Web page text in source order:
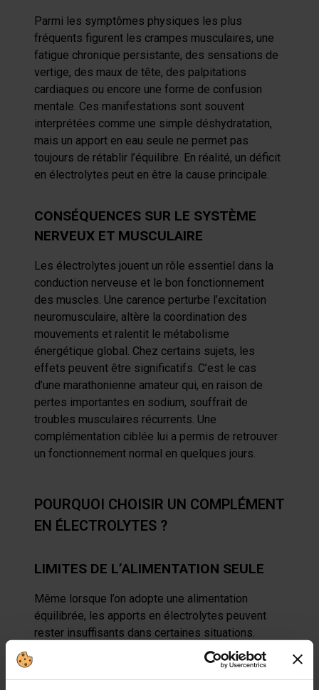
Parmi les symptômes physiques les plus
fréquents figurent les crampes musculaires, une
fatigue chronique persistante, des sensations de
vertige, des maux de tête, des palpitations
cardiaques ou encore une forme de confusion
mentale. Ces manifestations sont souvent
interprétées comme une simple déshydratation,
mais un apport en eau seule ne permet pas
toujours de rétablir l’équilibre. En réalité, un déficit
en électrolytes peut en être la cause principale.
CONSÉQUENCES SUR LE SYSTÈME
NERVEUX ET MUSCULAIRE
Les électrolytes jouent un rôle essentiel dans la
conduction nerveuse et le bon fonctionnement
des muscles. Une carence perturbe l’excitation
neuromusculaire, altère la coordination des
mouvements et ralentit le métabolisme
énergétique global. Chez certains sujets, les
effets peuvent être significatifs. C’est le cas
d’une marathonienne amateur qui, en raison de
pertes importantes en sodium, souffrait de
troubles musculaires récurrents. Une
complémentation ciblée lui a permis de retrouver
un fonctionnement normal en quelques jours.
POURQUOI CHOISIR UN COMPLÉMENT
EN ÉLECTROLYTES ?
LIMITES DE L’ALIMENTATION SEULE
Même lorsque l’on adopte une alimentation
équilibrée, les apports en électrolytes peuvent
rester insuffisants dans certaines situations.
L’alimentation moderne, souvent transformée et
pauvre en micronutriments essentiels, ne garantit
pas un apport optimal. De plus, la cuisson ou le